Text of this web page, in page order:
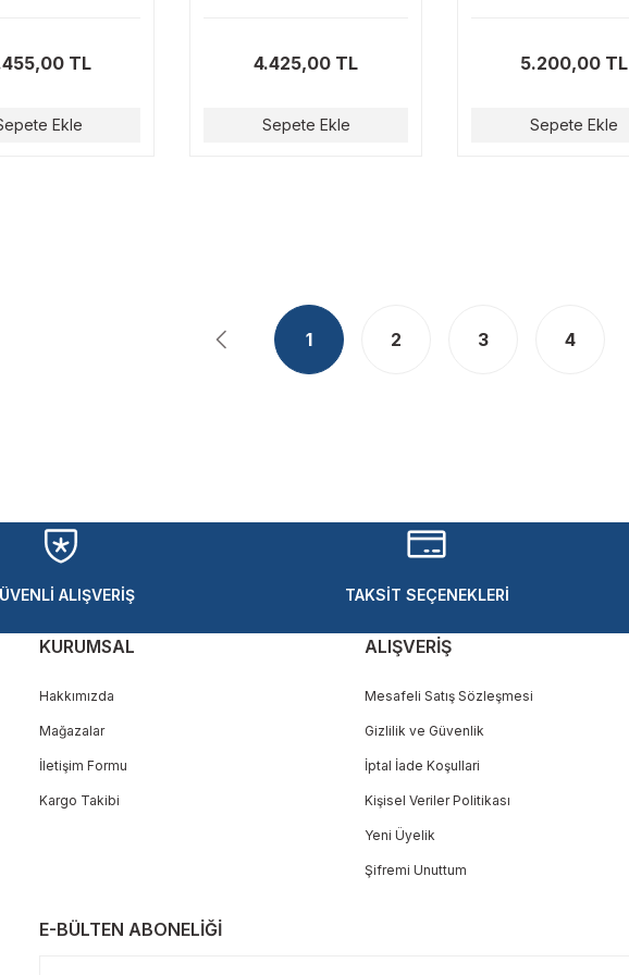
TL
Ekle
4.425,00 TL
Sepete Ekle
5.200,00 TL
Sepete Ekle
1 2 3 4
ALIŞVERİŞ TAKSİT SEÇENEKLERİ
KURUMSAL
Hakkımızda
Mağazalar
İletişim Formu
Kargo Takibi
ALIŞVERİŞ
Mesafeli Satış Sözleşmesi
Gizlilik ve Güvenlik
İptal İade Koşullari
Kişisel Veriler Politikası
Yeni Üyelik
Şifremi Unuttum
E-BÜLTEN ABONELİĞİ